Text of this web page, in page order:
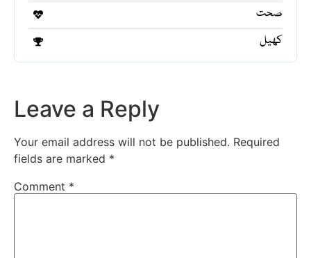
صحت
کھیل
Leave a Reply
Your email address will not be published. Required
fields are marked *
Comment *